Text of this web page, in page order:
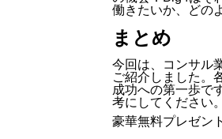
働きたいか、どの
まとめ
今回は、コンサル
ご紹介しました。
成功への第一歩で
考にしてください。
豪華無料プレゼン